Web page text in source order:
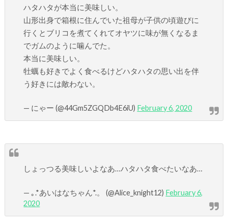
ハタハタが本当に美味しい。
山形出身で箱根に住んでいた祖母が子供の頃遊びに
行くとブリコを煮てくれてオヤツに味が無くなるま
でガムのように噛んでた。
本当に美味しい。
牡蠣も好きでよく食べるけどハタハタの思い出を伴
う好きには敵わない。
— にゃー (@44Gm5ZGQDb4E6iU) February 6, 2020
しょっつる美味しいよなあ…ハタハタ食べたいなあ…
— ｡.*あいはなちゃん*.。 (@Alice_knight12) February 6,
2020